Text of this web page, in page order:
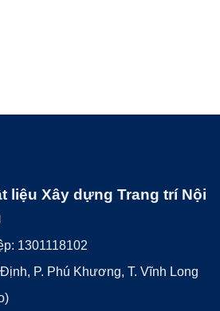
liệu Xây dựng Trang trí Nội
1301118102
P. Phú Khương, T. Vĩnh Long